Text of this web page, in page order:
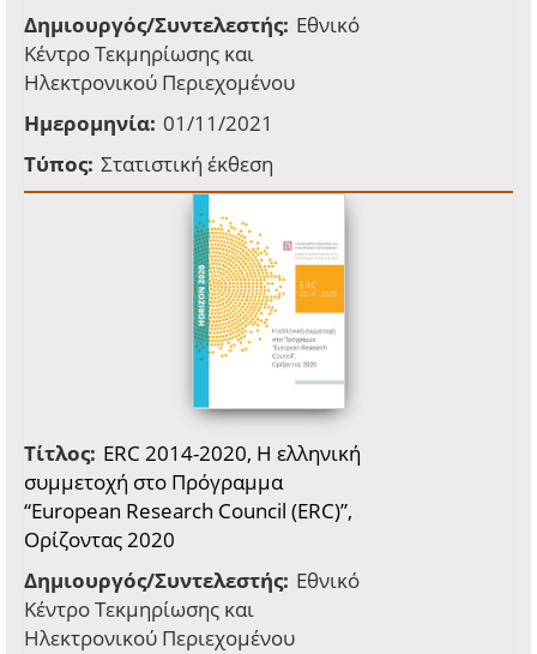
Δημιουργός/Συντελεστής: Εθνικό
Κέντρο Τεκμηρίωσης και
Ηλεκτρονικού Περιεχομένου
Ημερομηνία: 01/11/2021
Τύπος: Στατιστική έκθεση
Τίτλος: ERC 2014-2020, Η ελληνική
συμμετοχή στο Πρόγραμμα
“European Research Council (ERC)”,
Ορίζοντας 2020
Δημιουργός/Συντελεστής: Εθνικό
Κέντρο Τεκμηρίωσης και
Ηλεκτρονικού Περιεχομένου